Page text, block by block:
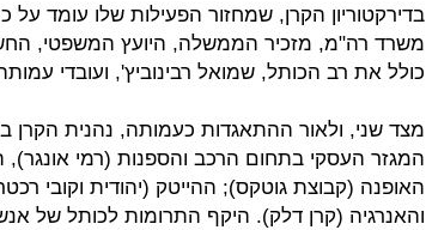
משרד רה"מ, מזכיר הממשלה, היועץ המשפטי,
כולל את רב הכותל, שמואל רבינוביץ', ועובדי
מצד שני, ולאור ההתאגדות כעמותה, נהנית הקרן
המגזר העסקי בתחום הרכב והספנות (רמי אונגר),
האופנה (קבוצת גוטקס); ההייטק (יהודית וקובי
והאנרגיה (קרן דלק). היקף התרומות לכותל של